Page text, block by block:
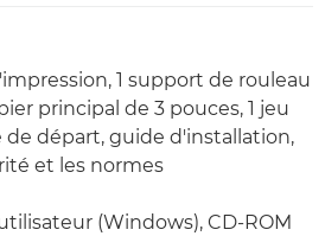
1 support de rouleau
principal de 3 pouces, 1 jeu
de départ, guide d'installation,
et les normes
(Windows), CD-ROM